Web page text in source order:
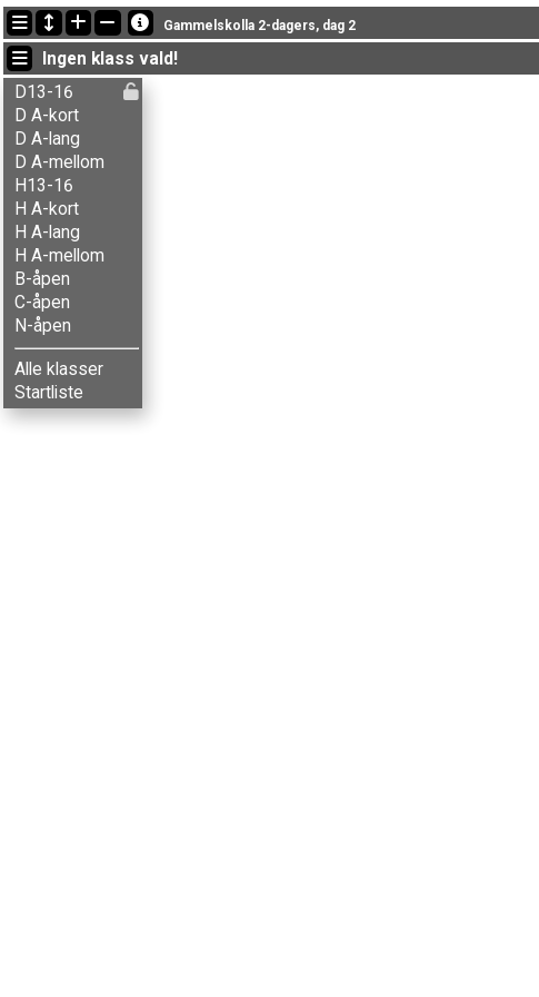
Senaste passeringarna
13:19:58: Agnar Renolen (Herrer A-lang) gick imål med tiden 94:04 (23)
13:19:58: Alenka V. Seljak (
13:19:58: Anders J. Krosby (Herrer A-mellom) gick imål med tiden 80:18
Gammelskolla 2-dagers, dag 2
Ingen klass vald!
D13-16
D A-kort
D A-lang
D A-mellom
H13-16
H A-kort
H A-lang
H A-mellom
B-åpen
C-åpen
N-åpen
Alle klasser
Startliste